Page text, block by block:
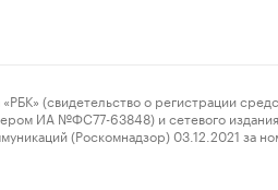
(свидетельство о регистрации
ИА №ФС77-63848) и сетевого
(Роскомнадзор) 03.12.2021